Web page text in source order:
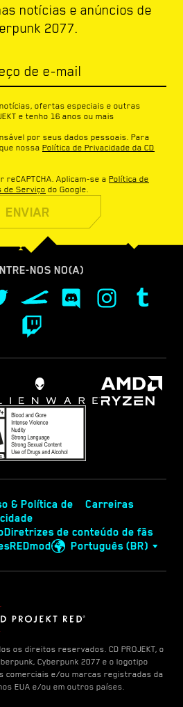
notícias e anúncios de
2077.
de e-mail
ofertas especiais e outras
e tenho 16 anos ou mais
por seus dados pessoais. Para
nossa Política de Privacidade da CD
Aplicam-se a Política de
de Serviço do Google.
ENVIAR
NOS NO(A)
& Política de
Carreiras
Diretrizes de conteúdo de fãs
REDmod Português (BR)
os direitos reservados. CD PROJEKT, o
Cyberpunk 2077 e o logotipo
comerciais e/ou marcas registradas da
nos EUA e/ou em outros países.